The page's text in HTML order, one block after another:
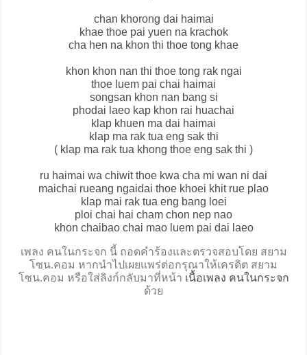
chan khorong dai haimai
khae thoe pai yuen na krachok
cha hen na khon thi thoe tong khae
khon khon nan thi thoe tong rak ngai
thoe luem pai chai haimai
songsan khon nan bang si
phodai laeo kap khon rai huachai
klap khuen ma dai haimai
klap ma rak tua eng sak thi
( klap ma rak tua khong thoe eng sak thi )
ru haimai wa chiwit thoe kwa cha mi wan ni dai
maichai rueang ngaidai thoe khoei khit rue plao
klap mai rak tua eng bang loei
ploi chai hai cham chon nep nao
khon chaibao chai mao luem pai dai laeo
เพลง คนในกระจก นี้ ถอดคำร้องและตรวจสอบโดย สยาม
โซน.คอม หากนำไปเผยแพร่ต่อกรุณาให้เครดิต สยาม
โซน.คอม หรือใส่ลิงก์กลับมาที่หน้า เนื้อเพลง คนในกระจก
ด้วย